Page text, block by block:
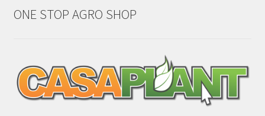
ONE STOP AGRO SHOP